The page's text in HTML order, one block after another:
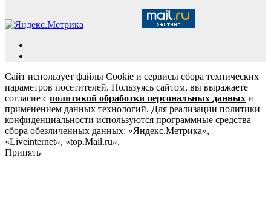
Сайт использует файлы Cookie и сервисы сбора технических
параметров посетителей. Пользуясь сайтом, вы выражаете
согласие с политикой обработки персональных данных и
применением данных технологий. Для реализации политики
конфиденциальности используются программные средства
сбора обезличенных данных: «Яндекс.Метрика»,
«Liveinternet», «top.Mail.ru».
Принять